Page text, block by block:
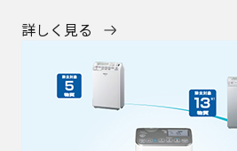
詳しく見る